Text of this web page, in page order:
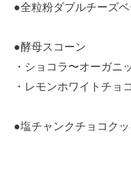
●全粒粉ダブルチーズ
●酵母スコーン
・ショコラ〜オーガニ
・レモンホワイトチョ
●塩チャンクチョコク